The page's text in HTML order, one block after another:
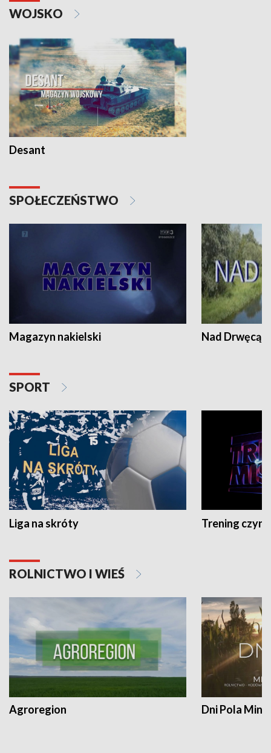
WOJSKO
Desant
SPOŁECZEŃSTWO
Magazyn nakielski Nad Drwęcą
SPORT
Liga na skróty Trening czyni
ROLNICTWO I WIEŚ
Agroregion Dni Pola